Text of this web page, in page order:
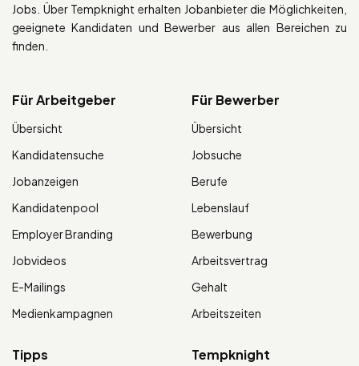
Jobs. Über Tempknight erhalten Jobanbieter die Möglichkeiten,
geeignete Kandidaten und Bewerber aus allen Bereichen zu
finden.
Für Arbeitgeber
Übersicht
Kandidatensuche
Jobanzeigen
Kandidatenpool
Employer Branding
Jobvideos
E-Mailings
Medienkampagnen
Für Bewerber
Übersicht
Jobsuche
Berufe
Lebenslauf
Bewerbung
Arbeitsvertrag
Gehalt
Arbeitszeiten
Tipps Tempknight